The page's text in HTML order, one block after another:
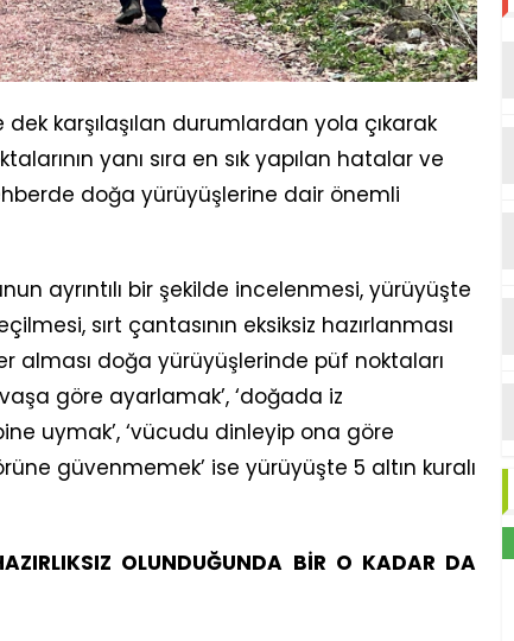
karşılaşılan durumlardan yola çıkarak
yanı sıra en sık yapılan hatalar ve
doğa yürüyüşlerine dair önemli
ayrıntılı bir şekilde incelenmesi, yürüyüşte
sırt çantasının eksiksiz hazırlanması
alması doğa yürüyüşlerinde püf noktaları
göre ayarlamak’, ‘doğada iz
uymak’, ‘vücudu dinleyip ona göre
güvenmemek’ ise yürüyüşte 5 altın kuralı
OLUNDUĞUNDA BİR O KADAR DA